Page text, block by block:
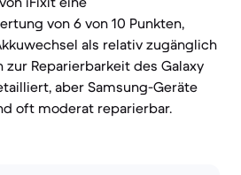
von 6 von 10 Punkten,
als relativ zugänglich
Reparierbarkeit des Galaxy
aber Samsung-Geräte
oft moderat reparierbar.